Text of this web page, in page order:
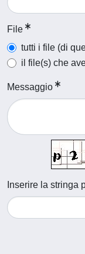
File
tutti i file (di
il file(s) che
Messaggio
Inserire la stringa